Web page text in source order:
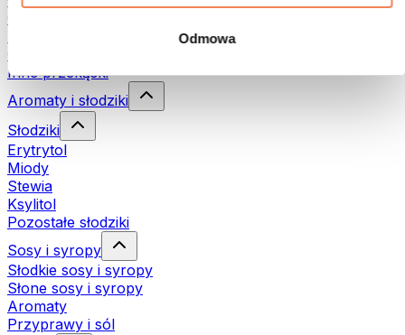
Odmowa
Chipsy i chrupki
Czekolady
Inne przekąski
Aromaty i słodziki
Słodziki
Erytrytol
Miody
Stewia
Ksylitol
Pozostałe słodziki
Sosy i syropy
Słodkie sosy i syropy
Słone sosy i syropy
Aromaty
Przyprawy i sól